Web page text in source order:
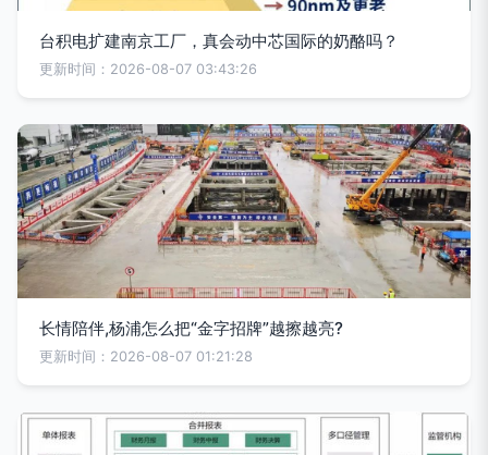
台积电扩建南京工厂，真会动中芯国际的奶酪吗？
更新时间：2026-08-07 03:43:26
长情陪伴,杨浦怎么把“金字招牌”越擦越亮?
更新时间：2026-08-07 01:21:28